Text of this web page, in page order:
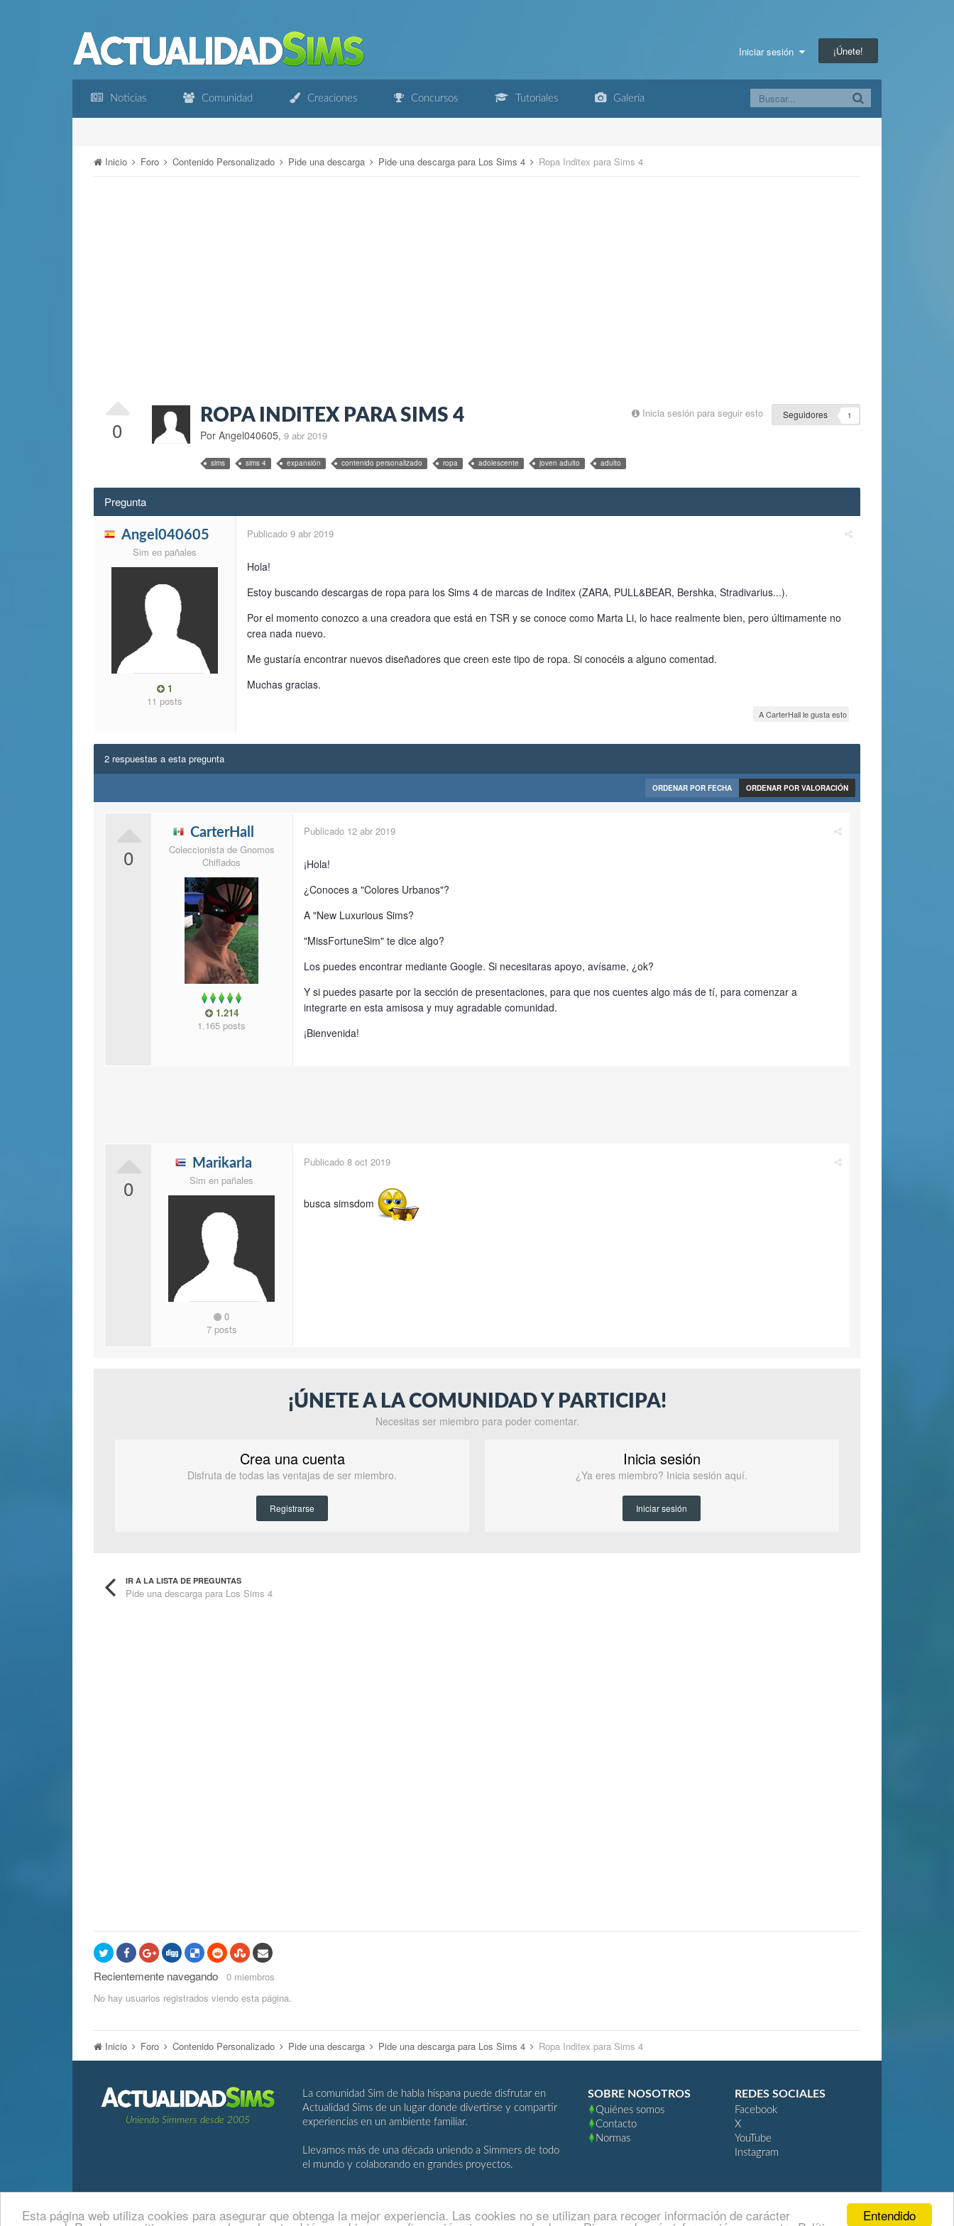
Entendido
Esta página web utiliza cookies para asegurar que obtenga la mejor experiencia. Las cookies no se utilizan para recoger información de carácter
Iniciar sesión ¡Únete!
Noticias Comunidad Creaciones Concursos Tutoriales Galería
Inicio Foro Contenido Personalizado Pide una descarga Pide una descarga para Los Sims 4 Ropa Inditex para Sims 4
0
Inicia sesión para seguir esto Seguidores 1
ROPA INDITEX PARA SIMS 4
Por Angel040605, 9 abr 2019
sims sims 4 expansión contenido personalizado ropa adolescente joven adulto adulto
Pregunta
Angel040605
Sim en pañales
1
11 posts
Publicado 9 abr 2019
Hola!
Estoy buscando descargas de ropa para los Sims 4 de marcas de Inditex (ZARA, PULL&BEAR, Bershka, Stradivarius...).
Por el momento conozco a una creadora que está en TSR y se conoce como Marta Li, lo hace realmente bien, pero últimamente no
crea nada nuevo.
Me gustaría encontrar nuevos diseñadores que creen este tipo de ropa. Si conocéis a alguno comentad.
Muchas gracias.
A CarterHall le gusta esto
2 respuestas a esta pregunta
ORDENAR POR VALORACIÓN
ORDENAR POR FECHA
0
CarterHall
Coleccionista de Gnomos
Chiflados
1.214
1.165 posts
Publicado 12 abr 2019
¡Hola!
¿Conoces a "Colores Urbanos"?
A "New Luxurious Sims?
"MissFortuneSim" te dice algo?
Los puedes encontrar mediante Google. Si necesitaras apoyo, avísame, ¿ok?
Y si puedes pasarte por la sección de presentaciones, para que nos cuentes algo más de tí, para comenzar a
integrarte en esta amisosa y muy agradable comunidad.
¡Bienvenida!
0
Marikarla
Sim en pañales
0
7 posts
Publicado 8 oct 2019
busca simsdom
¡ÚNETE A LA COMUNIDAD Y PARTICIPA!
Necesitas ser miembro para poder comentar.
Crea una cuenta
Disfruta de todas las ventajas de ser miembro.
Registrarse
Inicia sesión
¿Ya eres miembro? Inicia sesión aquí.
Iniciar sesión
IR A LA LISTA DE PREGUNTAS
Pide una descarga para Los Sims 4
Recientemente navegando 0 miembros
No hay usuarios registrados viendo esta página.
Inicio Foro Contenido Personalizado Pide una descarga Pide una descarga para Los Sims 4 Ropa Inditex para Sims 4
Uniendo Simmers desde 2005
La comunidad Sim de habla hispana puede disfrutar en
Actualidad Sims de un lugar donde divertirse y compartir
experiencias en un ambiente familiar.
Llevamos más de una década uniendo a Simmers de todo
el mundo y colaborando en grandes proyectos.
SOBRE NOSOTROS
Quiénes somos
Contacto
Normas
REDES SOCIALES
Facebook
X
YouTube
Instagram
ActualidadSims.com